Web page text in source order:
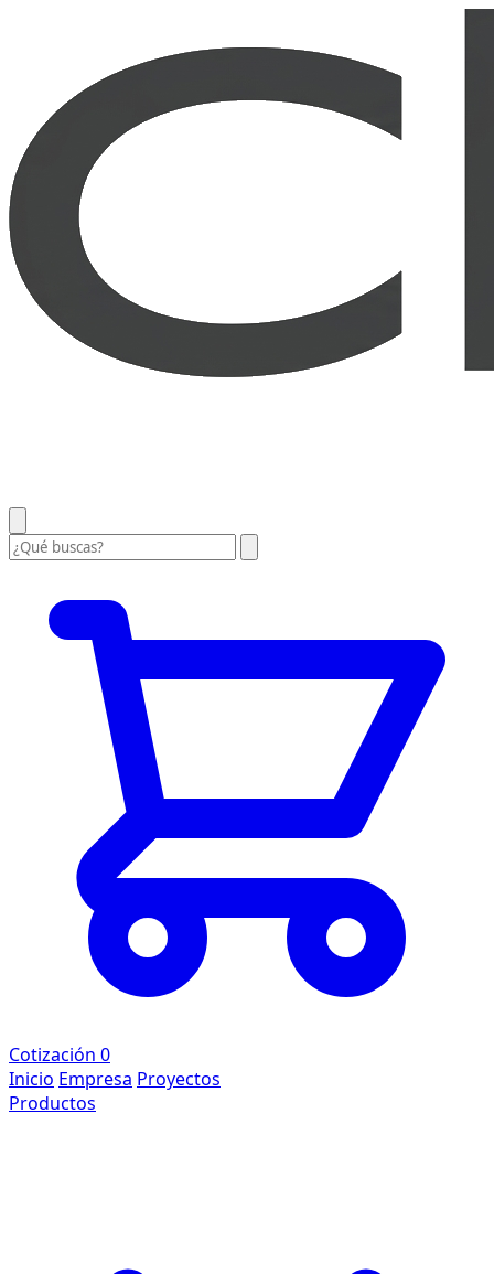
Cotización 0
Inicio Empresa Proyectos
Productos